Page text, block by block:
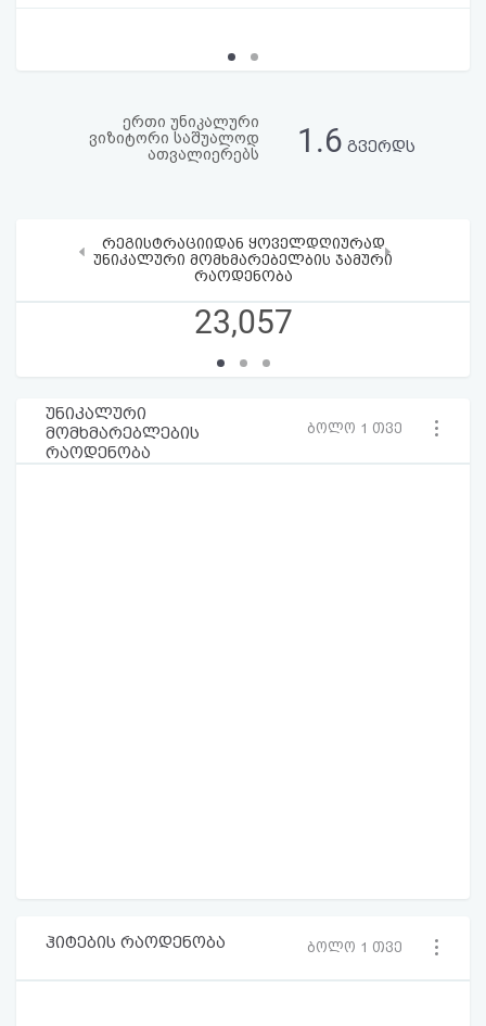
ერთი უნიკალური
ვიზიტორი საშუალოდ
ათვალიერებს
1.6 გვერდს
რეგისტრაციიდან ყოველდღიურად
უნიკალური მომხმარებელბის ჯამური
რაოდენობა
23,057
‹ ›
უნიკალური
მომხმარებლების
რაოდენობა
ბოლო 1 თვე
ჰიტების რაოდენობა ბოლო 1 თვე